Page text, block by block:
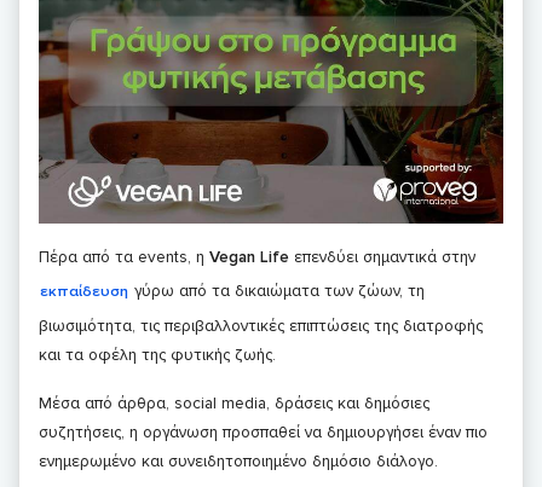
Πέρα από τα events, η Vegan Life επενδύει σημαντικά στην
εκπαίδευση γύρω από τα δικαιώματα των ζώων, τη
βιωσιμότητα, τις περιβαλλοντικές επιπτώσεις της διατροφής
και τα οφέλη της φυτικής ζωής.
Μέσα από άρθρα, social media, δράσεις και δημόσιες
συζητήσεις, η οργάνωση προσπαθεί να δημιουργήσει έναν πιο
ενημερωμένο και συνειδητοποιημένο δημόσιο διάλογο.